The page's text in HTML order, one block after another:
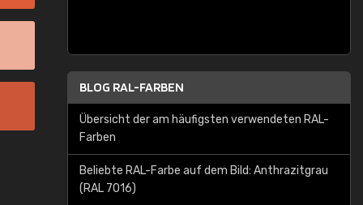
BLOG RAL-FARBEN
Übersicht der am häufigsten verwendeten RAL-
Farben
Beliebte RAL-Farbe auf dem Bild: Anthrazitgrau
(RAL 7016)